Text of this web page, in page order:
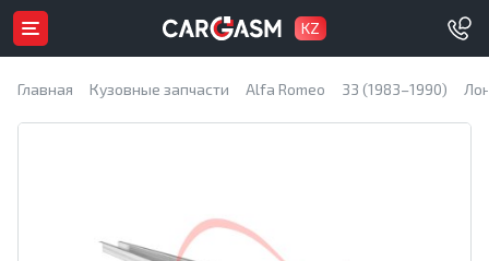
KZ
Главная Кузовные запчасти Alfa Romeo 33 (1983–1990)